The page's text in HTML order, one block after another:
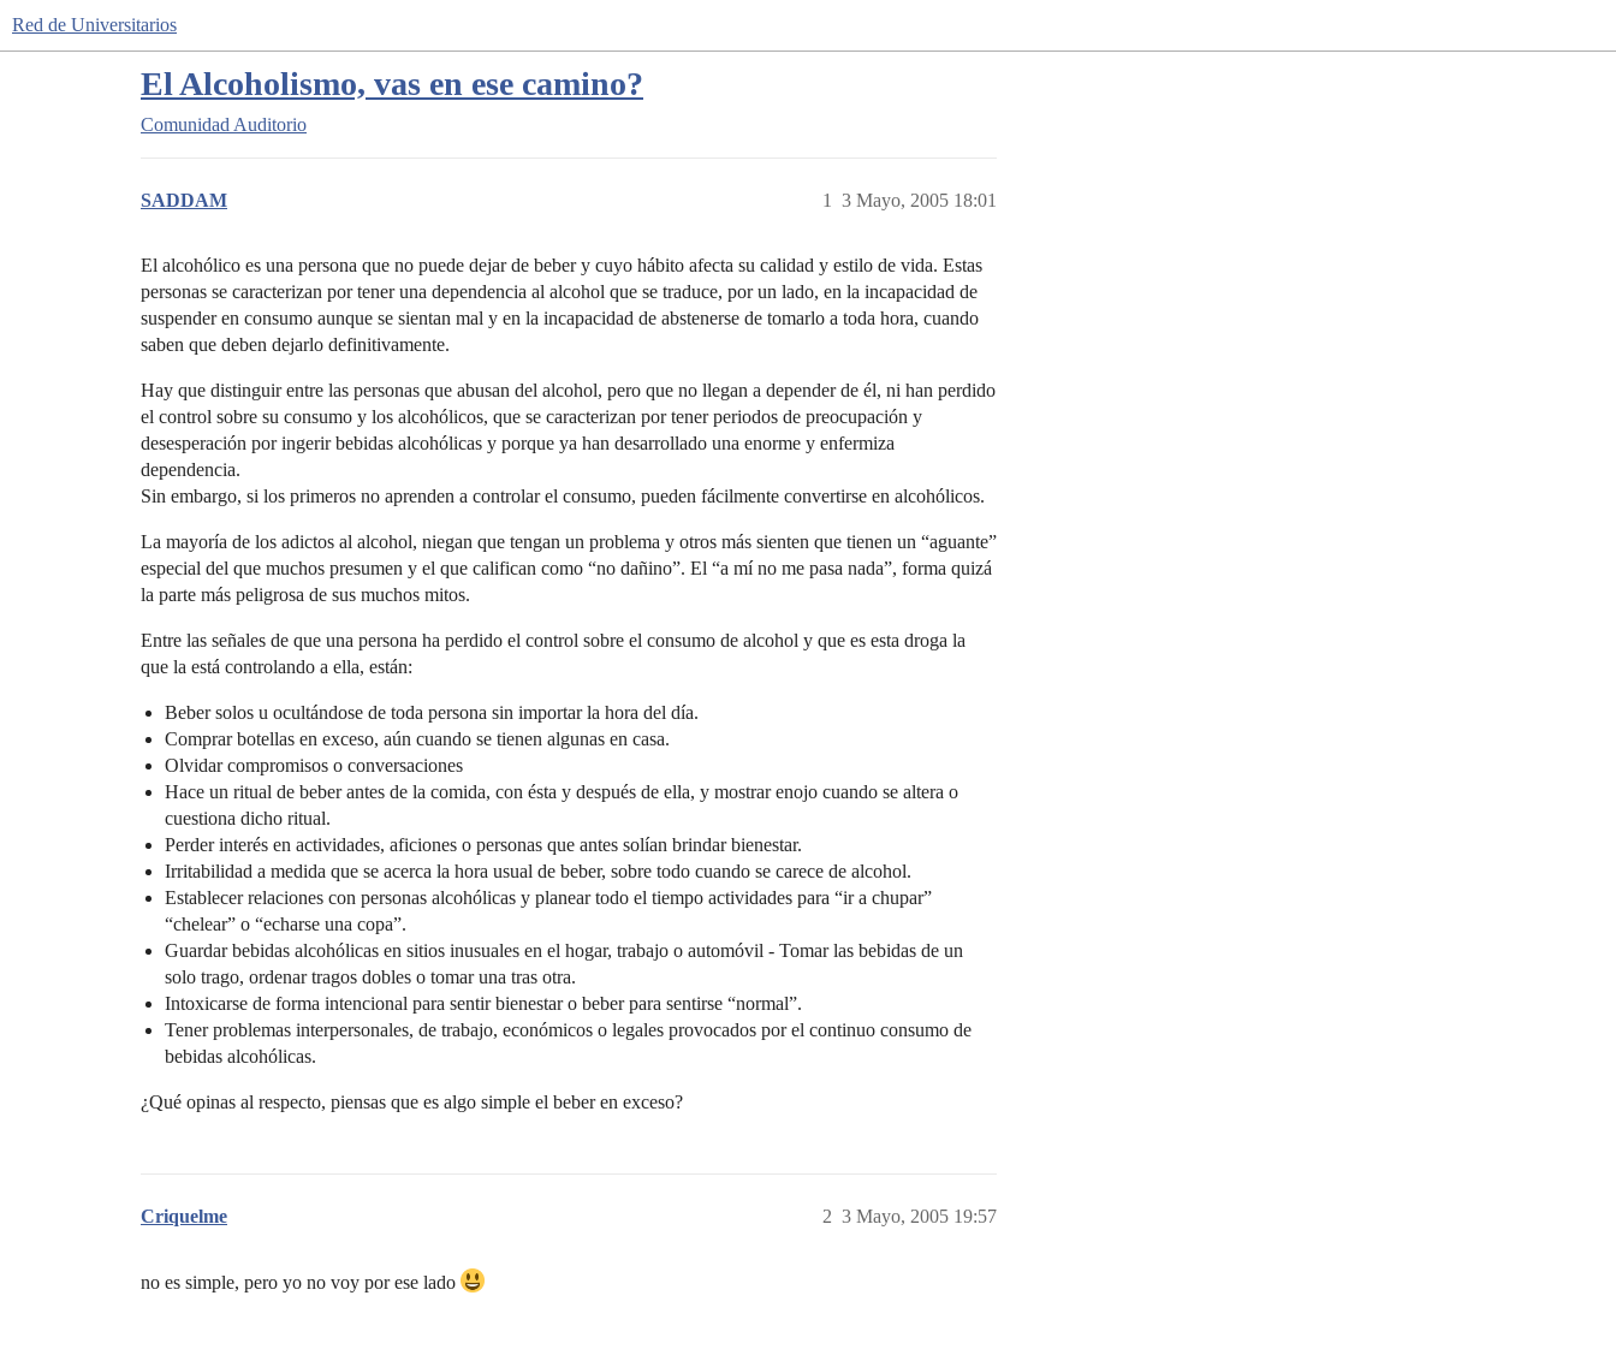
Red de Universitarios
El Alcoholismo, vas en ese camino?
Comunidad Auditorio
SADDAM 3 Mayo, 2005 18:01
1
El alcohólico es una persona que no puede dejar de beber y cuyo hábito afecta su calidad y estilo de vida. Estas
personas se caracterizan por tener una dependencia al alcohol que se traduce, por un lado, en la incapacidad de
suspender en consumo aunque se sientan mal y en la incapacidad de abstenerse de tomarlo a toda hora, cuando
saben que deben dejarlo definitivamente.
Hay que distinguir entre las personas que abusan del alcohol, pero que no llegan a depender de él, ni han perdido
el control sobre su consumo y los alcohólicos, que se caracterizan por tener periodos de preocupación y
desesperación por ingerir bebidas alcohólicas y porque ya han desarrollado una enorme y enfermiza
dependencia.
Sin embargo, si los primeros no aprenden a controlar el consumo, pueden fácilmente convertirse en alcohólicos.
La mayoría de los adictos al alcohol, niegan que tengan un problema y otros más sienten que tienen un “aguante”
especial del que muchos presumen y el que califican como “no dañino”. El “a mí no me pasa nada”, forma quizá
la parte más peligrosa de sus muchos mitos.
Entre las señales de que una persona ha perdido el control sobre el consumo de alcohol y que es esta droga la
que la está controlando a ella, están:
Beber solos u ocultándose de toda persona sin importar la hora del día.
Comprar botellas en exceso, aún cuando se tienen algunas en casa.
Olvidar compromisos o conversaciones
Hace un ritual de beber antes de la comida, con ésta y después de ella, y mostrar enojo cuando se altera o
cuestiona dicho ritual.
Perder interés en actividades, aficiones o personas que antes solían brindar bienestar.
Irritabilidad a medida que se acerca la hora usual de beber, sobre todo cuando se carece de alcohol.
Establecer relaciones con personas alcohólicas y planear todo el tiempo actividades para “ir a chupar”
“chelear” o “echarse una copa”.
Guardar bebidas alcohólicas en sitios inusuales en el hogar, trabajo o automóvil - Tomar las bebidas de un
solo trago, ordenar tragos dobles o tomar una tras otra.
Intoxicarse de forma intencional para sentir bienestar o beber para sentirse “normal”.
Tener problemas interpersonales, de trabajo, económicos o legales provocados por el continuo consumo de
bebidas alcohólicas.
¿Qué opinas al respecto, piensas que es algo simple el beber en exceso?
Criquelme 3 Mayo, 2005 19:57
2
no es simple, pero yo no voy por ese lado